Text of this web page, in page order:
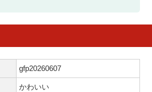
gfp20260607
かわいい